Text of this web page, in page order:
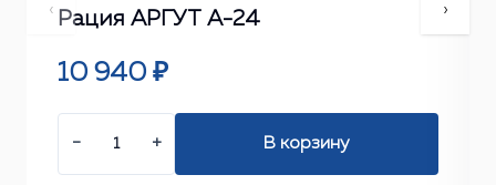
Рация АРГУТ А-24
10 940 ₽
− + В корзину
‹ ›